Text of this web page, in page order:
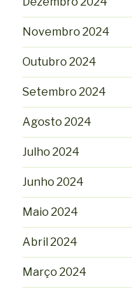
Novembro 2024
Outubro 2024
Setembro 2024
Agosto 2024
Julho 2024
Junho 2024
Maio 2024
Abril 2024
Março 2024